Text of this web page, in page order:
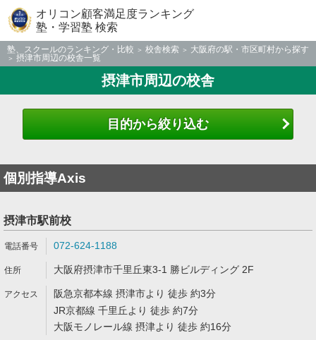
オリコン顧客満足度ランキング
塾・学習塾 検索
塾、スクールのランキング・比較 校舎検索
大阪府の駅・市区町村から探す
摂津市周辺の校舎一覧
摂津市周辺の校舎
目的から絞り込む
個別指導Axis
摂津市駅前校
072-624-1188
大阪府摂津市千里丘東3-1 勝ビルディング 2F
阪急京都本線 摂津市より 徒歩 約3分
JR京都線 千里丘より 徒歩 約7分
大阪モノレール線 摂津より 徒歩 約16分